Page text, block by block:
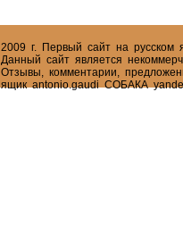
2009 г. Первый сайт на русском
Данный сайт является
Отзывы, комментарии,
ящик antonio.gaudi СОБАКА